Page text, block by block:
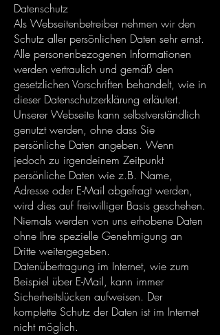
Datenschutz
Als Webseitenbetreiber nehmen wir den
Schutz aller persönlichen Daten sehr ernst.
Alle personenbezogenen Informationen
werden vertraulich und gemäß den
gesetzlichen Vorschriften behandelt, wie in
dieser Datenschutzerklärung erläutert.
Unserer Webseite kann selbstverständlich
genutzt werden, ohne dass Sie
persönliche Daten angeben. Wenn
jedoch zu irgendeinem Zeitpunkt
persönliche Daten wie z.B. Name,
Adresse oder E-Mail abgefragt werden,
wird dies auf freiwilliger Basis geschehen.
Niemals werden von uns erhobene Daten
ohne Ihre spezielle Genehmigung an
Dritte weitergegeben.
Datenübertragung im Internet, wie zum
Beispiel über E-Mail, kann immer
Sicherheitslücken aufweisen. Der
komplette Schutz der Daten ist im Internet
nicht möglich.